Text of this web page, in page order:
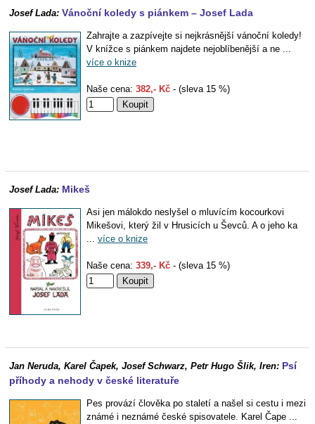
Josef Lada: Vánoční koledy s piánkem – Josef Lada
Zahrajte a zazpívejte si nejkrásnější vánoční koledy!
V knížce s piánkem najdete nejoblíbenější a ne ...
více o knize
Naše cena: 382,- Kč - (sleva 15 %)
Josef Lada: Mikeš
Asi jen málokdo neslyšel o mluvícím kocourkovi
Mikešovi, který žil v Hrusicích u Ševců. A o jeho ka
... více o knize
Naše cena: 339,- Kč - (sleva 15 %)
Jan Neruda, Karel Čapek, Josef Schwarz, Petr Hugo Šlik, Iren: Psí
příhody a nehody v české literatuře
Pes provází člověka po staletí a našel si cestu i mezi
známé i neznámé české spisovatele. Karel Čape ...